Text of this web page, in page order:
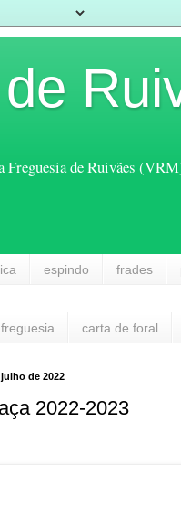
Freguesia de Ruivães
espindo frades
carta de foral
de 2022
2022-2023